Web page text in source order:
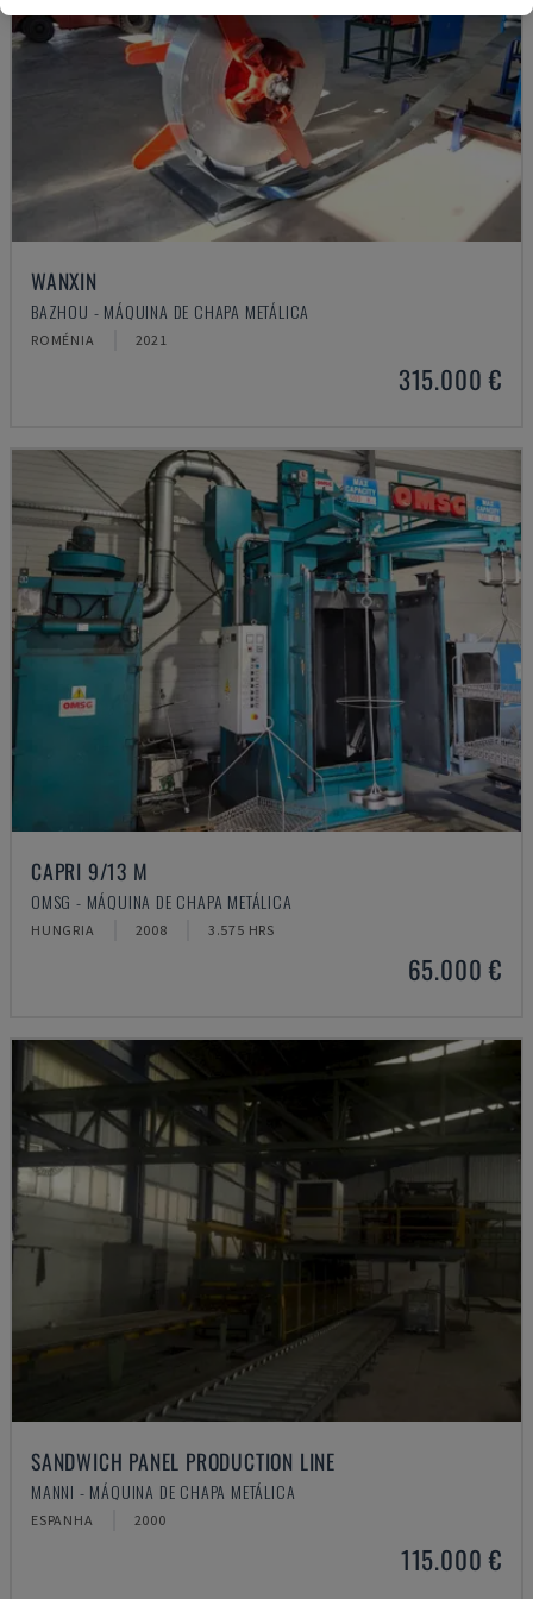
WANXIN
BAZHOU - MÁQUINA DE CHAPA METÁLICA
ROMÉNIA 2021
315.000 €
CAPRI 9/13 M
OMSG - MÁQUINA DE CHAPA METÁLICA
HUNGRIA 2008 3.575 HRS
65.000 €
SANDWICH PANEL PRODUCTION LINE
MANNI - MÁQUINA DE CHAPA METÁLICA
ESPANHA 2000
115.000 €